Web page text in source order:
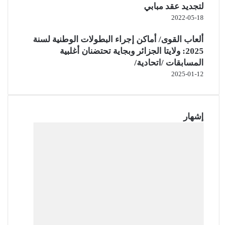
لتجديد عقد مبابي
2022-05-18
ألعاب القوى/ أماكن إجراء البطولات الوطنية لسنة
2025: ولايتا الجزائر وبجاية تحتضنان أغلبية
المسابقات /اتحادية/
2025-01-12
إشهار